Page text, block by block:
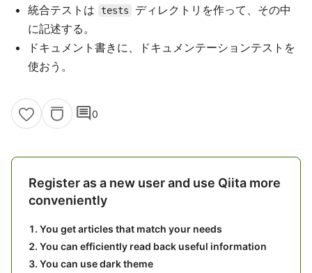
統合テストは
tests
ディレクトリを作って、その中
に記述する。
ドキュメント書きに、ドキュメンテーションテストを
使おう。
comment0
Register as a new user and use Qiita more
conveniently
You get articles that match your needs
You can efficiently read back useful information
You can use dark theme